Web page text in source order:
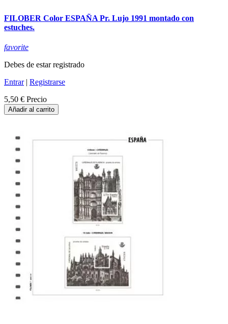
FILOBER Color ESPAÑA Pr. Lujo 1991 montado con
estuches.
favorite
Debes de estar registrado
Entrar| Registrarse
5,50 € Precio
Añadir al carrito